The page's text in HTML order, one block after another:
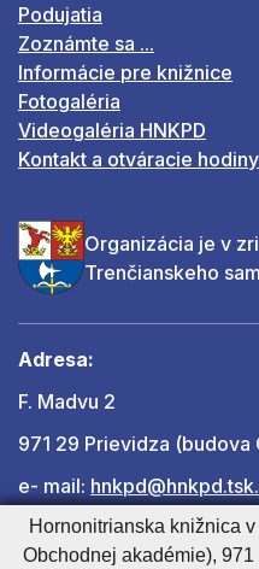
Podujatia
Zoznámte sa ...
Informácie pre knižnice
Fotogaléria
Videogaléria HNKPD
Kontakt a otváracie hodiny
Organizácia je v
Trenčianskeho
Adresa:
F. Madvu 2
971 29 Prievidza
e- mail:
Hornonitrianska knižnica
Obchodnej akadémie),